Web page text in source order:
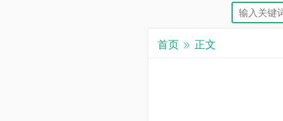
首页 正文